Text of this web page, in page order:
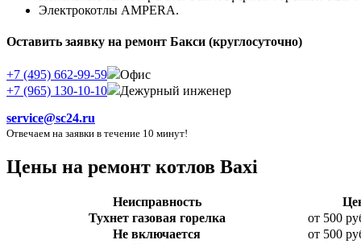
Электрокотлы AMPERA.
Оставить заявку на ремонт Бакси (круглосуточно)
+7 (495) 662-99-59
Офис
+7 (965) 130-10-10
Дежурный инженер
service@sc24.ru
Отвечаем на заявки в течение 10 минут!
Цены на ремонт котлов Baxi
Неисправность
Тухнет газовая горелка
от 500
Не включается
от 500